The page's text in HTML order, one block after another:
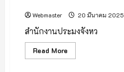
Webmaster 20 มีนาคม 2025
สำนักงานประมงจังหว
Read More
more